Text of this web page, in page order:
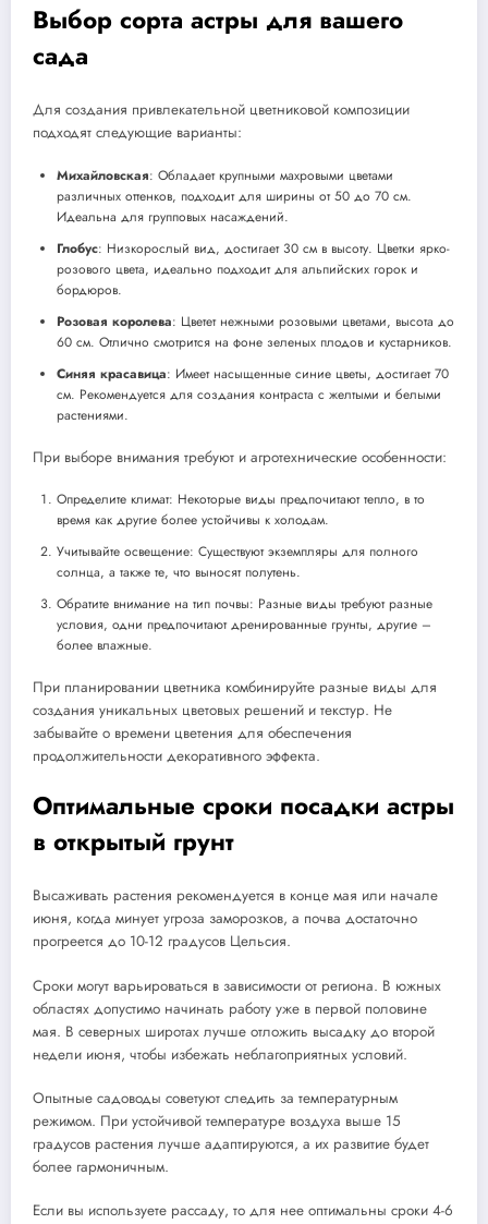
Выбор сорта астры для вашего
сада
Для создания привлекательной цветниковой композиции
подходят следующие варианты:
Михайловская: Обладает крупными махровыми цветами
различных оттенков, подходит для ширины от 50 до 70 см.
Идеальна для групповых насаждений.
Глобус: Низкорослый вид, достигает 30 см в высоту. Цветки ярко-
розового цвета, идеально подходит для альпийских горок и
бордюров.
Розовая королева: Цветет нежными розовыми цветами, высота до
60 см. Отлично смотрится на фоне зеленых плодов и кустарников.
Синяя красавица: Имеет насыщенные синие цветы, достигает 70
см. Рекомендуется для создания контраста с желтыми и белыми
растениями.
При выборе внимания требуют и агротехнические особенности:
Определите климат: Некоторые виды предпочитают тепло, в то
время как другие более устойчивы к холодам.
Учитывайте освещение: Существуют экземпляры для полного
солнца, а также те, что выносят полутень.
Обратите внимание на тип почвы: Разные виды требуют разные
условия, одни предпочитают дренированные грунты, другие –
более влажные.
При планировании цветника комбинируйте разные виды для
создания уникальных цветовых решений и текстур. Не
забывайте о времени цветения для обеспечения
продолжительности декоративного эффекта.
Оптимальные сроки посадки астры
в открытый грунт
Высаживать растения рекомендуется в конце мая или начале
июня, когда минует угроза заморозков, а почва достаточно
прогреется до 10-12 градусов Цельсия.
Сроки могут варьироваться в зависимости от региона. В южных
областях допустимо начинать работу уже в первой половине
мая. В северных широтах лучше отложить высадку до второй
недели июня, чтобы избежать неблагоприятных условий.
Опытные садоводы советуют следить за температурным
режимом. При устойчивой температуре воздуха выше 15
градусов растения лучше адаптируются, а их развитие будет
более гармоничным.
Если вы используете рассаду, то для нее оптимальны сроки 4-6